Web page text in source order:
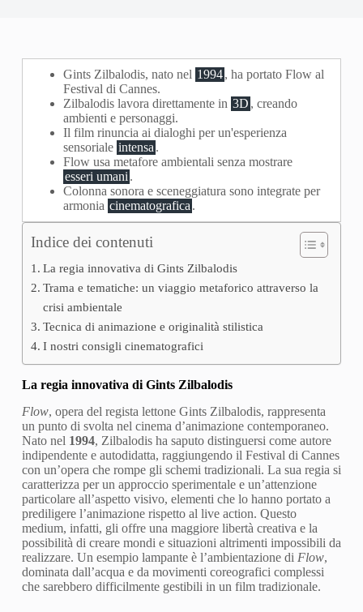
Gints Zilbalodis, nato nel 1994, ha portato Flow al
Festival di Cannes.
Zilbalodis lavora direttamente in 3D , creando
ambienti e personaggi.
Il film rinuncia ai dialoghi per un'esperienza
sensoriale intensa .
Flow usa metafore ambientali senza mostrare
esseri umani .
Colonna sonora e sceneggiatura sono integrate per
armonia cinematografica .
Indice dei contenuti
La regia innovativa di Gints Zilbalodis
Trama e tematiche: un viaggio metaforico attraverso la
crisi ambientale
Tecnica di animazione e originalità stilistica
I nostri consigli cinematografici
La regia innovativa di Gints Zilbalodis
Flow, opera del regista lettone Gints Zilbalodis, rappresenta
un punto di svolta nel cinema d’animazione contemporaneo.
Nato nel 1994, Zilbalodis ha saputo distinguersi come autore
indipendente e autodidatta, raggiungendo il Festival di Cannes
con un’opera che rompe gli schemi tradizionali. La sua regia si
caratterizza per un approccio sperimentale e un’attenzione
particolare all’aspetto visivo, elementi che lo hanno portato a
prediligere l’animazione rispetto al live action. Questo
medium, infatti, gli offre una maggiore libertà creativa e la
possibilità di creare mondi e situazioni altrimenti impossibili da
realizzare. Un esempio lampante è l’ambientazione di Flow,
dominata dall’acqua e da movimenti coreografici complessi
che sarebbero difficilmente gestibili in un film tradizionale.